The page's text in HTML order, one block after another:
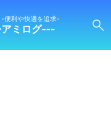
便利や快適を追求-
ミログ---